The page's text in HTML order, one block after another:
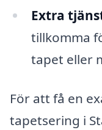
Extra
tillkomma
tapet eller
För att få en
tapetsering i